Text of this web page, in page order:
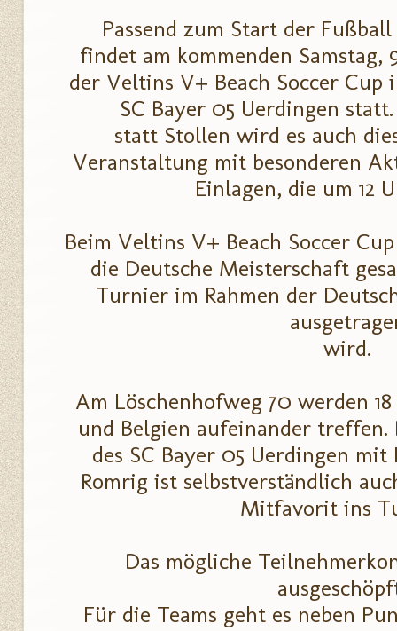
Passend zum Start der
findet am kommenden Samstag,
der Veltins V+ Beach Soccer Cup
SC Bayer 05 Uerdingen
statt Stollen wird es auch
Veranstaltung mit besonderen
Einlagen, die um 12
Beim Veltins V+ Beach Soccer
die Deutsche Meisterschaft
Turnier im Rahmen der
wird.
Am Löschenhofweg 70 werden
und Belgien aufeinander treffen.
des SC Bayer 05 Uerdingen
Romrig ist selbstverständlich
Mitfavorit ins
Das mögliche
Für die Teams geht es neben